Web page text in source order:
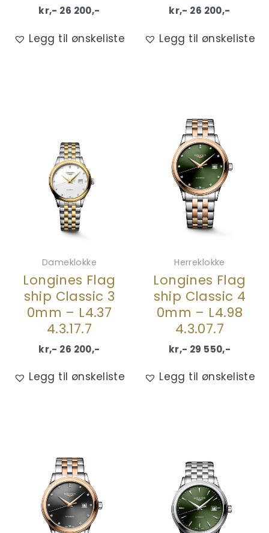
kr,- 26 200,-
Legg til ønskeliste
kr,- 26 200,-
Legg til ønskeliste
Dameklokke
Longines Flag
ship Classic 3
0mm – L4.37
4.3.17.7
kr,- 26 200,-
Legg til ønskeliste
Herreklokke
Longines Flag
ship Classic 4
0mm – L4.98
4.3.07.7
kr,- 29 550,-
Legg til ønskeliste